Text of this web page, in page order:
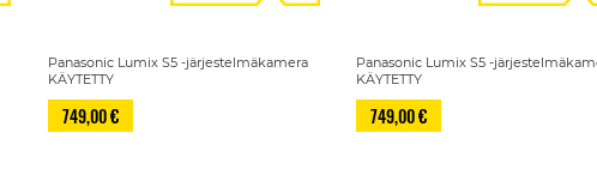
Panasonic Lumix S5 -järjestelmäkamera
KÄYTETTY
749,00 €
Panasonic Lumix S5 -
KÄYTETTY
749,00 €